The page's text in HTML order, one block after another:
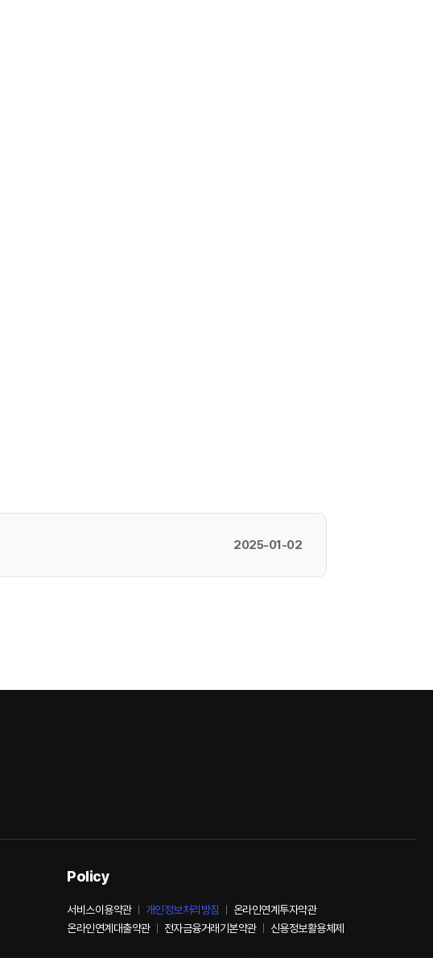
2025-01-02
Policy
서비스이용약관 개인정보처리방침
온라인연계투자약관
온라인연계대출약관
전자금융거래기본약관 신용정보활용체제